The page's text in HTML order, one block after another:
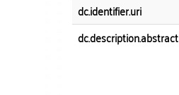
dc.identifier.uri
dc.description.abstract